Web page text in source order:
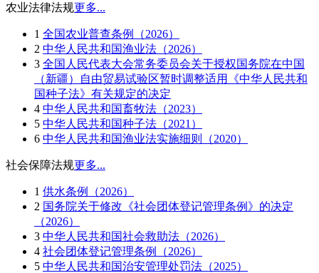
农业法律法规更多...
1 全国农业普查条例（2026）
2 中华人民共和国渔业法（2026）
3 全国人民代表大会常务委员会关于授权国务院在中国
（新疆）自由贸易试验区暂时调整适用《中华人民共和
国种子法》有关规定的决定
4 中华人民共和国畜牧法（2023）
5 中华人民共和国种子法（2021）
6 中华人民共和国渔业法实施细则（2020）
社会保障法规更多...
1 供水条例（2026）
2 国务院关于修改《社会团体登记管理条例》的决定
（2026）
3 中华人民共和国社会救助法（2026）
4 社会团体登记管理条例（2026）
5 中华人民共和国治安管理处罚法（2025）